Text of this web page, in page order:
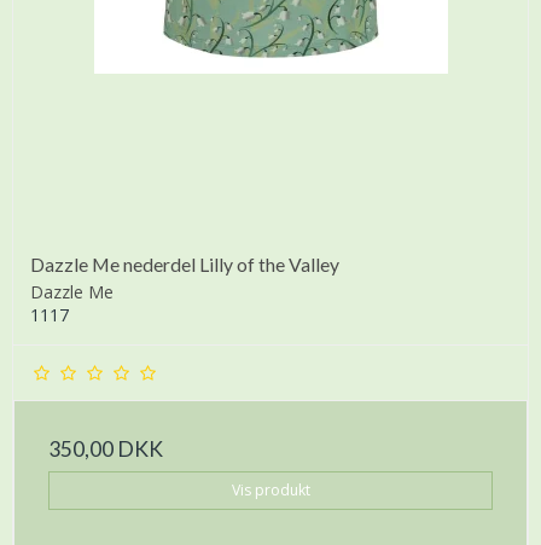
Dazzle Me nederdel Lilly of the Valley
Dazzle Me
1117
350,00 DKK
Vis produkt